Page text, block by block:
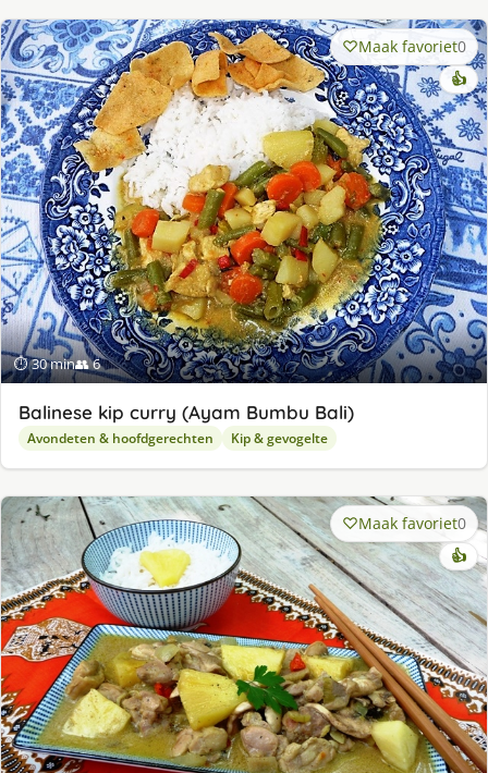
⏱ 30 min👥 6
Maak favoriet0
👍
Balinese kip curry (Ayam Bumbu Bali)
Avondeten & hoofdgerechten Kip & gevogelte
Maak favoriet0
👍